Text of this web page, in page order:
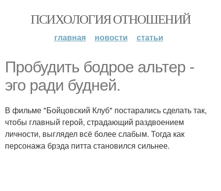
ПСИХОЛОГИЯ ОТНОШЕНИЙ
главная новости статьи
Пробудить бодрое альтер -
эго ради будней.
В фильме "Бойцовский Клуб" постарались сделать так,
чтобы главный герой, страдающий раздвоением
личности, выглядел всё более слабым. Тогда как
персонажа брэда питта становился сильнее.